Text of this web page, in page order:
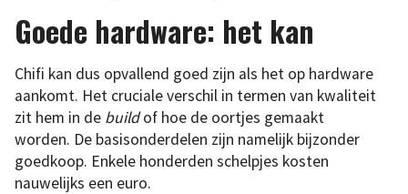
Goede hardware: het kan
Chifi kan dus opvallend goed zijn als het op hardware
aankomt. Het cruciale verschil in termen van kwaliteit
zit hem in de buildof hoe de oortjes gemaakt
worden. De basisonderdelen zijn namelijk bijzonder
goedkoop. Enkele honderden schelpjes kosten
nauwelijks een euro.